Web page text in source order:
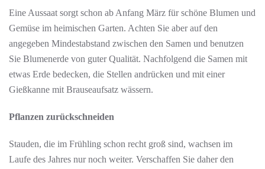
Eine Aussaat sorgt schon ab Anfang März für schöne Blumen und
Gemüse im heimischen Garten. Achten Sie aber auf den
angegeben Mindestabstand zwischen den Samen und benutzen
Sie Blumenerde von guter Qualität. Nachfolgend die Samen mit
etwas Erde bedecken, die Stellen andrücken und mit einer
Gießkanne mit Brauseaufsatz wässern.
Pflanzen zurückschneiden
Stauden, die im Frühling schon recht groß sind, wachsen im
Laufe des Jahres nur noch weiter. Verschaffen Sie daher den